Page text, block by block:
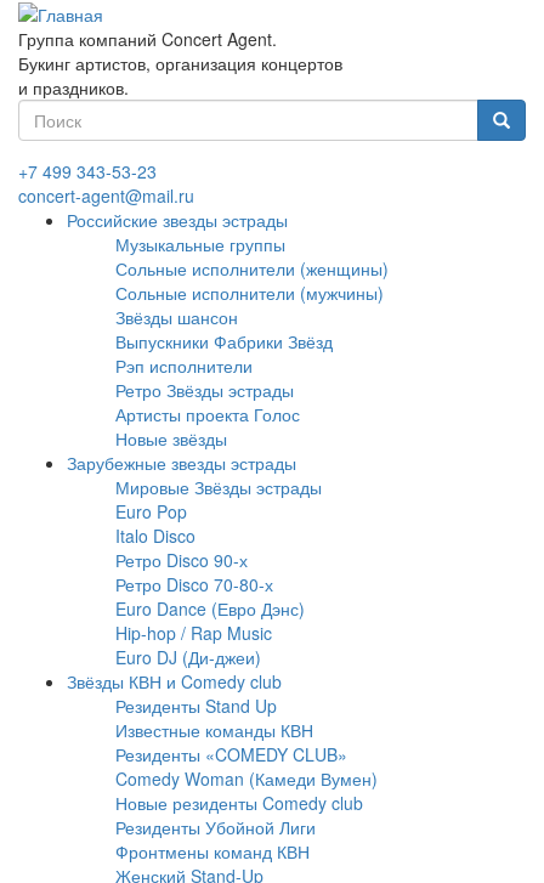
Перейти
основному
содержанию
Группа компаний Concert Agent.
Букинг артистов, организация концертов
и праздников.
Форма
поиска
+7 499 343-53-23
concert-agent@mail.ru
Российские звезды эстрады
Музыкальные группы
Сольные исполнители (женщины)
Сольные исполнители (мужчины)
Звёзды шансон
Выпускники Фабрики Звёзд
Рэп исполнители
Ретро Звёзды эстрады
Артисты проекта Голос
Новые звёзды
Зарубежные звезды эстрады
Мировые Звёзды эстрады
Euro Pop
Italo Disco
Ретро Disco 90-х
Ретро Disco 70-80-х
Euro Dance (Евро Дэнс)
Hip-hop / Rap Music
Euro DJ (Ди-джеи)
Звёзды КВН и Comedy club
Резиденты Stand Up
Известные команды КВН
Резиденты «COMEDY CLUB»
Comedy Woman (Камеди Вумен)
Новые резиденты Comedy club
Резиденты Убойной Лиги
Фронтмены команд КВН
Женский Stand-Up